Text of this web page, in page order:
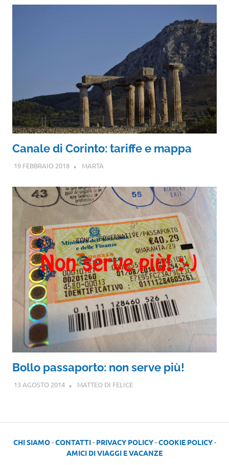
Canale di Corinto: tariffe e mappa
19 FEBBRAIO 2018 MARTA
Bollo passaporto: non serve più!
13 AGOSTO 2014 MATTEO DI FELICE
CHI SIAMO-CONTATTI- PRIVACY POLICY-COOKIE POLICY-
AMICI DI VIAGGI E VACANZE